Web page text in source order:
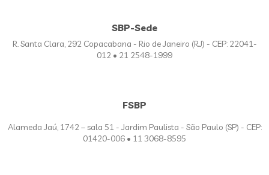
SBP-Sede
R. Santa Clara, 292 Copacabana - Rio de Janeiro (RJ) - CEP: 22041-
012 • 21 2548-1999
FSBP
Alameda Jaú, 1742 – sala 51 - Jardim Paulista - São Paulo (SP) - CEP:
01420-006 • 11 3068-8595